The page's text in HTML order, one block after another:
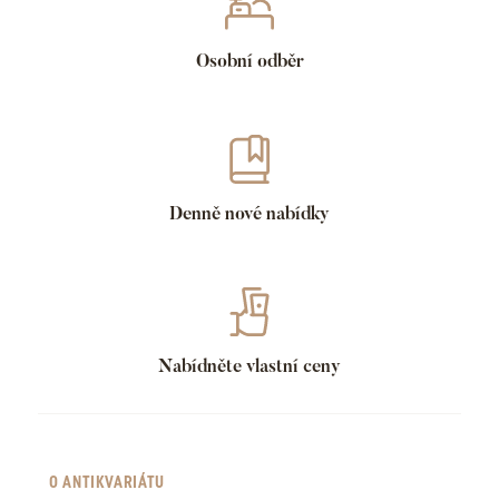
Osobní odběr
Denně nové nabídky
Nabídněte vlastní ceny
O ANTIKVARIÁTU